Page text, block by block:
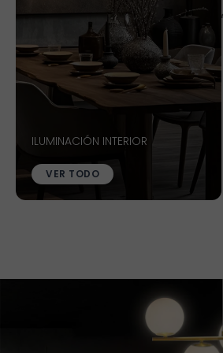
VER MÁS
ILUMINACIÓN INTERIOR
VER TODO
VER MÁS